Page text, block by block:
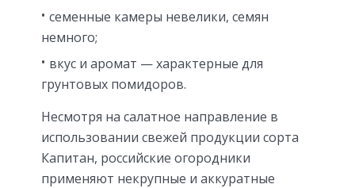
семенные камеры невелики, семян
немного;
вкус и аромат — характерные для
грунтовых помидоров.
Несмотря на салатное направление в
использовании свежей продукции сорта
Капитан, российские огородники
применяют некрупные и аккуратные